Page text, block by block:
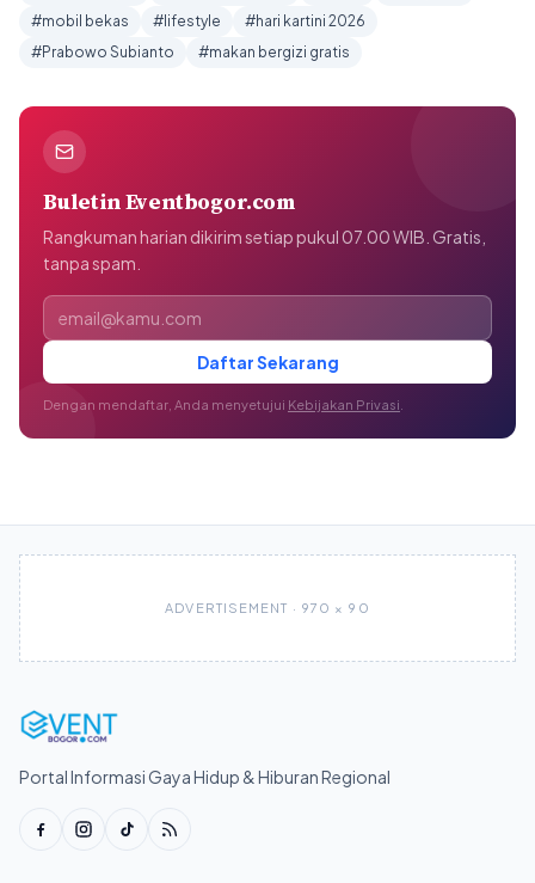
#mobil bekas
#lifestyle
#hari kartini 2026
#Prabowo Subianto
#makan bergizi gratis
Buletin Eventbogor.com
Rangkuman harian dikirim setiap pukul 07.00 WIB. Gratis,
tanpa spam.
Alamat email
Daftar Sekarang
Dengan mendaftar, Anda menyetujui Kebijakan Privasi
ADVERTISEMENT · 970 × 90
Portal Informasi Gaya Hidup & Hiburan Regional